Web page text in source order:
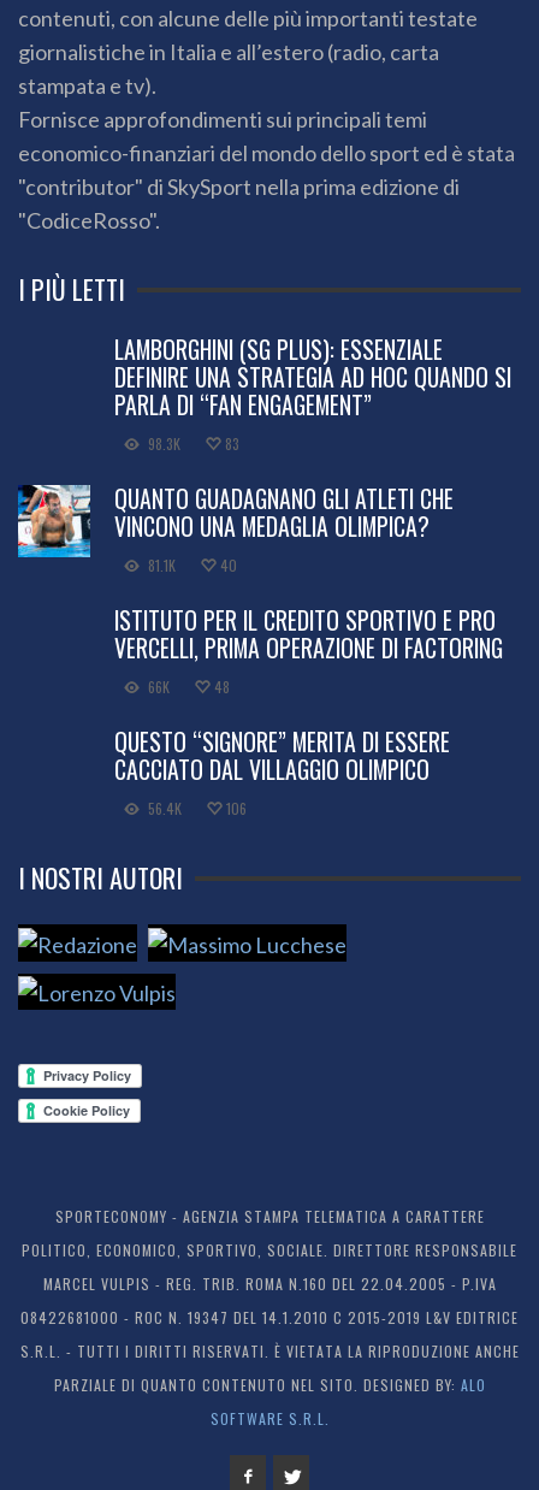
contenuti, con alcune delle più importanti testate
giornalistiche in Italia e all’estero (radio, carta
stampata e tv).
Fornisce approfondimenti sui principali temi
economico-finanziari del mondo dello sport ed è stata
"contributor" di SkySport nella prima edizione di
"CodiceRosso".
I PIÙ LETTI
LAMBORGHINI (SG PLUS): ESSENZIALE
DEFINIRE UNA STRATEGIA AD HOC QUANDO SI
PARLA DI “FAN ENGAGEMENT”
98.3K 83
QUANTO GUADAGNANO GLI ATLETI CHE
VINCONO UNA MEDAGLIA OLIMPICA?
81.1K 40
ISTITUTO PER IL CREDITO SPORTIVO E PRO
VERCELLI, PRIMA OPERAZIONE DI FACTORING
66K 48
QUESTO “SIGNORE” MERITA DI ESSERE
CACCIATO DAL VILLAGGIO OLIMPICO
56.4K 106
I NOSTRI AUTORI
SPORTECONOMY - AGENZIA STAMPA TELEMATICA A CARATTERE
POLITICO, ECONOMICO, SPORTIVO, SOCIALE. DIRETTORE RESPONSABILE
MARCEL VULPIS - REG. TRIB. ROMA N.160 DEL 22.04.2005 - P.IVA
08422681000 - ROC N. 19347 DEL 14.1.2010 C 2015-2019 L&V EDITRICE
S.R.L. - TUTTI I DIRITTI RISERVATI. È VIETATA LA RIPRODUZIONE ANCHE
PARZIALE DI QUANTO CONTENUTO NEL SITO. DESIGNED BY: ALO
SOFTWARE S.R.L.